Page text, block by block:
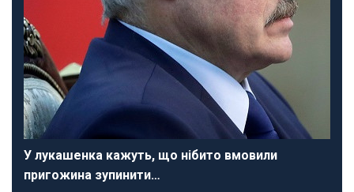
У лукашенка кажуть, що нібито вмовили
пригожина зупинити…